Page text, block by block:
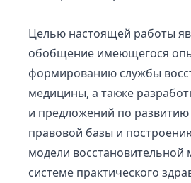
Целью настоящей работы
обобщение имеющегося
формированию службы
медицины, а также
и предложений по
правовой базы и
модели восстановительной
системе практического